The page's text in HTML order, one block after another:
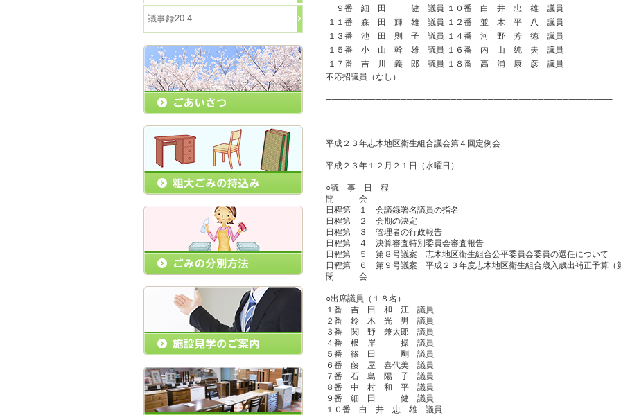
議事録20-4
９番 細 田 健 議員 １０番 白 井 忠 雄 議員
１１番 森 田 輝 雄 議員 １２番 並 木 平 八 議員
１３番 池 田 則 子 議員 １４番 河 野 芳 徳 議員
１５番 小 山 幹 雄 議員 １６番 内 山 純 夫 議員
１７番 吉 川 義 郎 議員 １８番 高 浦 康 彦 議員
不応招議員（なし）
──────────────────────────────────────────────
平成２３年志木地区衛生組合議会第４回定例会
平成２３年１２月２１日（水曜日）
○議 事 日 程
開 会
日程第 １ 会議録署名議員の指名
日程第 ２ 会期の決定
日程第 ３ 管理者の行政報告
日程第 ４ 決算審査特別委員会審査報告
日程第 ５ 第８号議案 志木地区衛生組合公平委員会委員の選任について
日程第 ６ 第９号議案 平成２３年度志木地区衛生組合歳入歳出補正予算（
閉 会
○出席議員（１８名）
１番 吉 田 和 江 議員
２番 鈴 木 光 男 議員
３番 関 野 兼太郎 議員
４番 根 岸 操 議員
５番 篠 田 剛 議員
６番 藤 屋 喜代美 議員
７番 石 島 陽 子 議員
８番 中 村 和 平 議員
９番 細 田 健 議員
１０番 白 井 忠 雄 議員